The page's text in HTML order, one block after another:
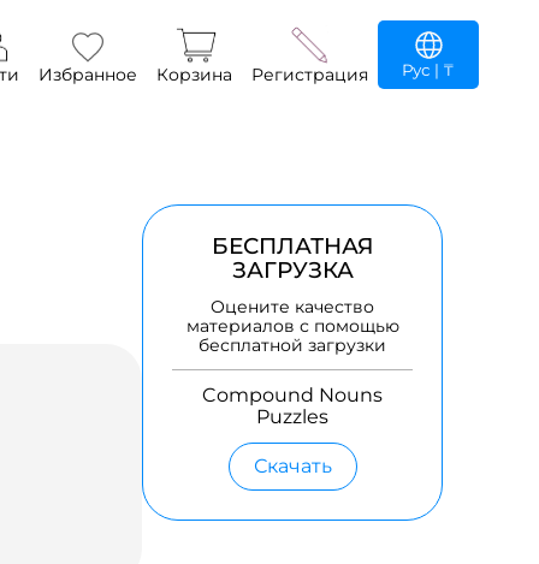
Избранное Корзина Регистрация Рус | ₸
БЕСПЛАТНАЯ
ЗАГРУЗКА
Оцените качество
материалов с помощью
бесплатной загрузки
Compound Nouns
Puzzles
Скачать